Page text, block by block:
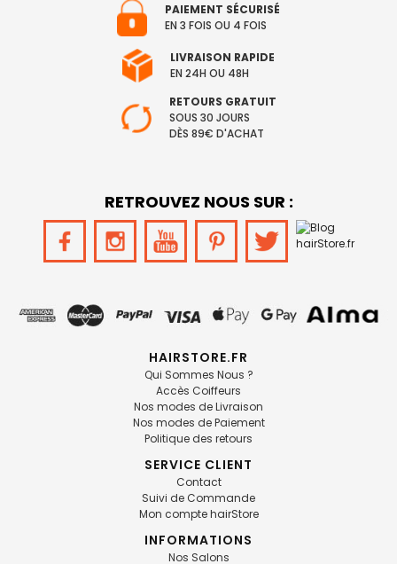
PAIEMENT SÉCURISÉ
EN 3 FOIS OU 4 FOIS
LIVRAISON RAPIDE
EN 24H OU 48H
RETOURS GRATUIT
SOUS 30 JOURS
DÈS 89€ D'ACHAT
RETROUVEZ NOUS SUR :
HAIRSTORE.FR
Qui Sommes Nous ?
Accès Coiffeurs
Nos modes de Livraison
Nos modes de Paiement
Politique des retours
SERVICE CLIENT
Contact
Suivi de Commande
Mon compte hairStore
INFORMATIONS
Nos Salons